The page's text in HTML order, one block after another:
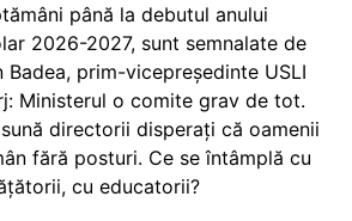
până la debutul anului
2026-2027, sunt semnalate de
Badea, prim-vicepreședinte USLI
Ministerul o comite grav de tot.
directorii disperați că oamenii
fără posturi. Ce se întâmplă cu
cu educatorii?